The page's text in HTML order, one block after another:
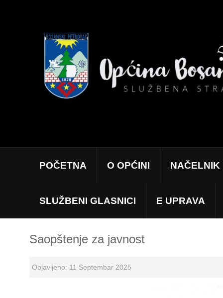
POČETNA O OPĆINI NAČELNIK
SLUŽBENI GLASNICI E UPRAVA
Saopštenje za javnost
Objavljeno: 11 Septembar 2025